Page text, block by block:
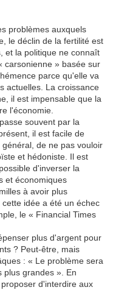
problèmes auxquels
le déclin de la fertilité est
et la politique ne connaît
carsonienne » basée sur
parce qu'elle va
actuelles. La croissance
il est impensable que la
l'économie.
souvent par la
il est facile de
de ne pas vouloir
et hédoniste. Il est
d'inverser la
et économiques
à avoir plus
idée a été un échec
le « Financial Times
plus d'argent pour
? Peut-être, mais
: « Le problème sera
plus grandes ». En
d'interdire aux